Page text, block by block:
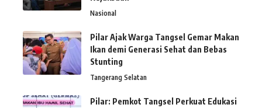
Nasional
Pilar Ajak Warga Tangsel Gemar Makan
Ikan demi Generasi Sehat dan Bebas
Stunting
Tangerang Selatan
Pilar: Pemkot Tangsel Perkuat Edukasi